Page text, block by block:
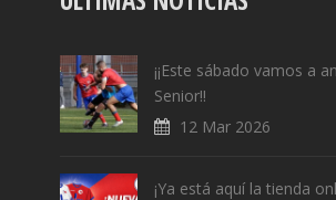
¡¡Este sábado vamos a
Senior!!
12 Mar 2026
¡Ya está aquí la tienda